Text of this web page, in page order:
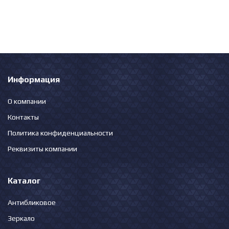
Информация
О компании
Контакты
Политика конфиденциальности
Реквизиты компании
Каталог
Антибликовое
Зеркало